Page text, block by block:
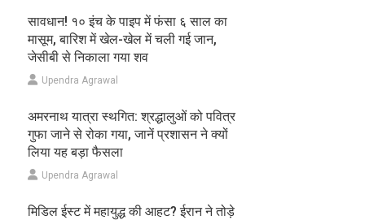
सावधान! १० इंच के पाइप में फंसा ६ साल का
मासूम, बारिश में खेल-खेल में चली गई जान,
जेसीबी से निकाला गया शव
Upendra Agrawal
अमरनाथ यात्रा स्थगित: श्रद्धालुओं को पवित्र
गुफा जाने से रोका गया, जानें प्रशासन ने क्यों
लिया यह बड़ा फैसला
Upendra Agrawal
मिडिल ईस्ट में महायुद्ध की आहट? ईरान ने तोड़े